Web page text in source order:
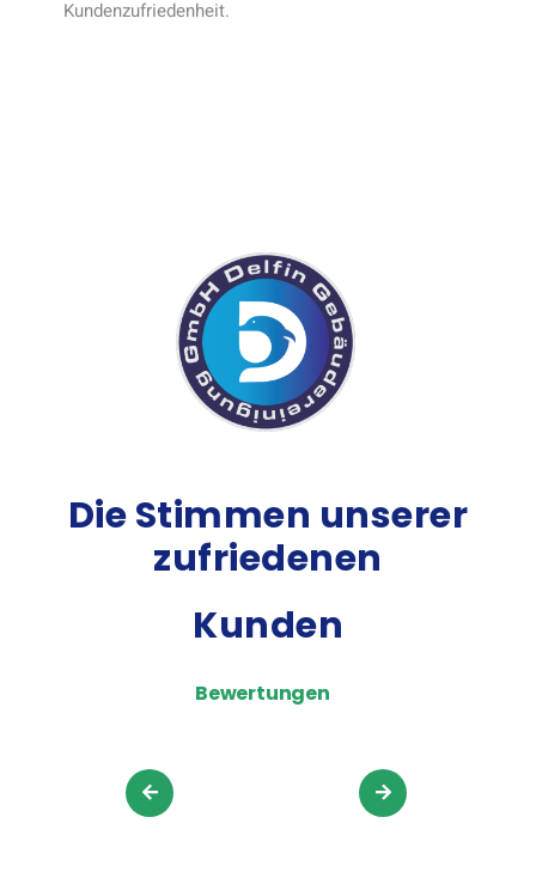
Kundenzufriedenheit.
Die Stimmen unserer
zufriedenen
Kunden
Bewertungen